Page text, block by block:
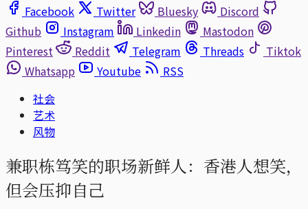
Facebook
Twitter Bluesky
Discord
Github
Instagram Linkedin
Mastodon
Pinterest
Reddit Telegram Threads
Tiktok
Whatsapp
Youtube
RSS
社会
艺术
风物
兼职栋笃笑的职场新鲜人：香港人想笑，
但会压抑自己